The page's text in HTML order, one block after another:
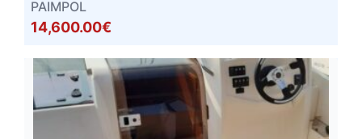
PAIMPOL
14,600.00€